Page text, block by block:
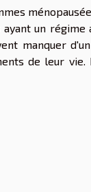
un
manquer
de leur vie.